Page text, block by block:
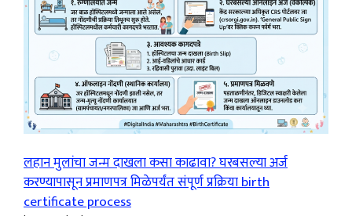
लहान मुलांचा जन्म दाखला कसा काढावा? घरबसल्या अर्ज
करण्यापासून प्रमाणपत्र मिळेपर्यंत संपूर्ण प्रक्रिया birth
certificate process